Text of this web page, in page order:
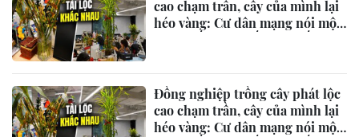
cao chạm trần, cây của mình lại
héo vàng: Cư dân mạng nói một
Đồng nghiệp trồng cây phát lộc
cao chạm trần, cây của mình lại
héo vàng: Cư dân mạng nói một